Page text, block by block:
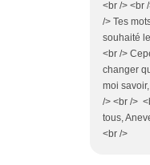
<br /> <br
/> Tes
souhaité
<br />
changer
moi
/> <br />
tous,
<br />